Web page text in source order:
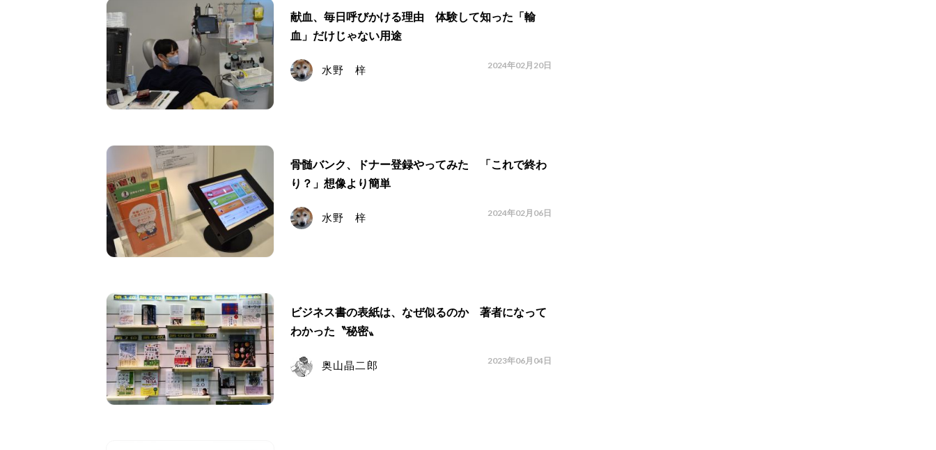
献血、毎日呼びかける理由 体験して知った「輸
血」だけじゃない用途
水野 梓 2024年02月20日
骨髄バンク、ドナー登録やってみた 「これで終わ
り？」想像より簡単
水野 梓 2024年02月06日
ビジネス書の表紙は、なぜ似るのか 著者になって
わかった〝秘密〟
奥山晶二郎 2023年06月04日